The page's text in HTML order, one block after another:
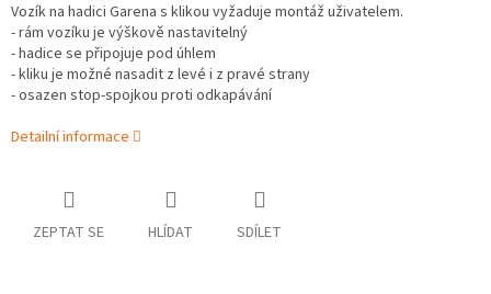
Vozík na hadici Garena s klikou vyžaduje montáž uživatelem.
- rám vozíku je výškově nastavitelný
- hadice se připojuje pod úhlem
- kliku je možné nasadit z levé i z pravé strany
- osazen stop-spojkou proti odkapávání
Detailní informace
ZEPTAT SE HLÍDAT SDÍLET